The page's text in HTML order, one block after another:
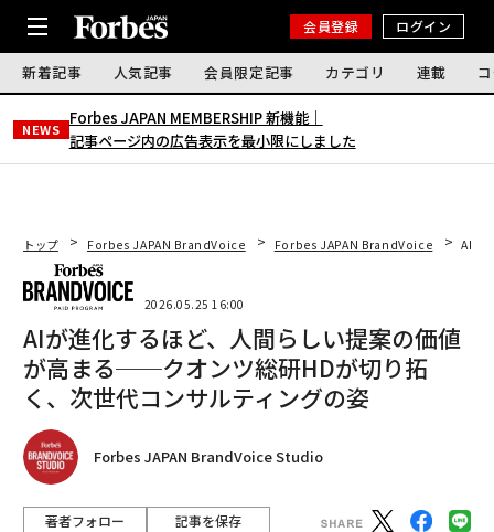
会員登録 ログイン
新着記事 人気記事 会員限定記事 カテゴリ 連載
NEWS
Forbes JAPAN MEMBERSHIP 新機能｜
記事ページ内の広告表示を最小限にしました
トップ Forbes JAPAN BrandVoice Forbes JAPAN BrandVoice AIが
2026.05.25 16:00
AIが進化するほど、人間らしい提案の価値
が高まる──クオンツ総研HDが切り拓
く、次世代コンサルティングの姿
Forbes JAPAN BrandVoice Studio
著者フォロー 記事を保存